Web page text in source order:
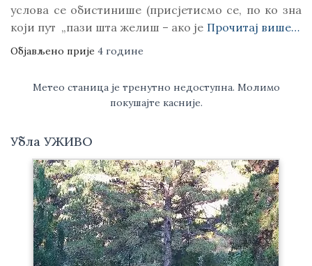
услова се обистинише (присјетисмо се, по ко зна
који пут „пази шта желиш – ако је Прочитај више…
Објављено прије 4 године
Метео станица је тренутно недоступна. Молимо
покушајте касније.
Убла УЖИВО